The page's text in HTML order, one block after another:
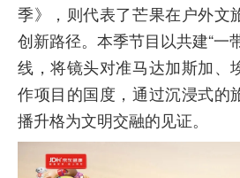
季》，则代表了芒果在户外文
创新路径。本季节目以共建“一
线，将镜头对准马达加斯加、
作项目的国度，通过沉浸式的
播升格为文明交融的见证。